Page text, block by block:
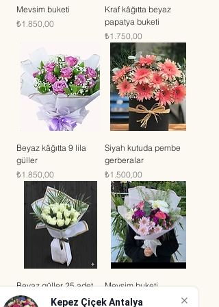
Kepez Çiçek Antalya
Mevsim buketi
Fiyat
₺1.850,00
Kraf kâğıtta beyaz
papatya buketi
Fiyat
₺1.750,00
Beyaz kâğıtta 9 lila
güller
Fiyat
₺1.850,00
Siyah kutuda pembe
gerberalar
Fiyat
₺1.500,00
Beyaz güller 25 adet
Fiyat
₺4.500,00
Mevsim buketi
Fiyat
₺1.750,00